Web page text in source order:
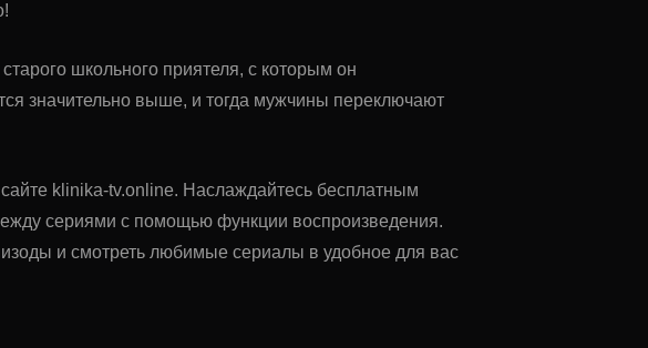
школьного приятеля, с которым он
значительно выше, и тогда мужчины переключают
klinika-tv.online. Наслаждайтесь бесплатным
сериями с помощью функции воспроизведения.
и смотреть любимые сериалы в удобное для вас